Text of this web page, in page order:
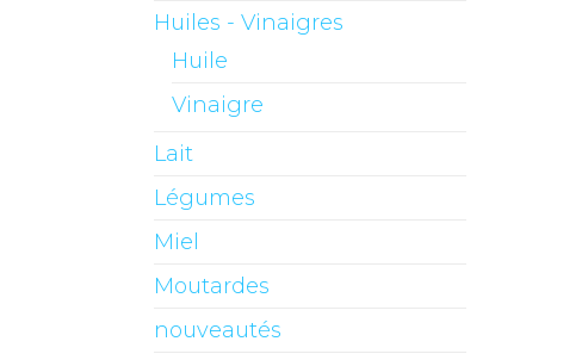
Huiles - Vinaigres
Huile
Vinaigre
Lait
Légumes
Miel
Moutardes
nouveautés